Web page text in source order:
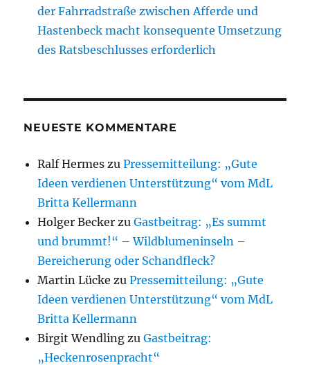
der Fahrradstraße zwischen Afferde und
Hastenbeck macht konsequente Umsetzung
des Ratsbeschlusses erforderlich
NEUESTE KOMMENTARE
Ralf Hermes zuPressemitteilung: „Gute
Ideen verdienen Unterstützung“ vom MdL
Britta Kellermann
Holger Becker zuGastbeitrag: „Es summt
und brummt!“ – Wildblumeninseln –
Bereicherung oder Schandfleck?
Martin Lücke zuPressemitteilung: „Gute
Ideen verdienen Unterstützung“ vom MdL
Britta Kellermann
Birgit Wendling zuGastbeitrag:
„Heckenrosenpracht“